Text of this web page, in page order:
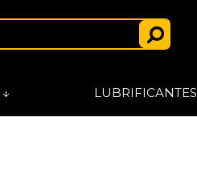
LUBRIFICANTES